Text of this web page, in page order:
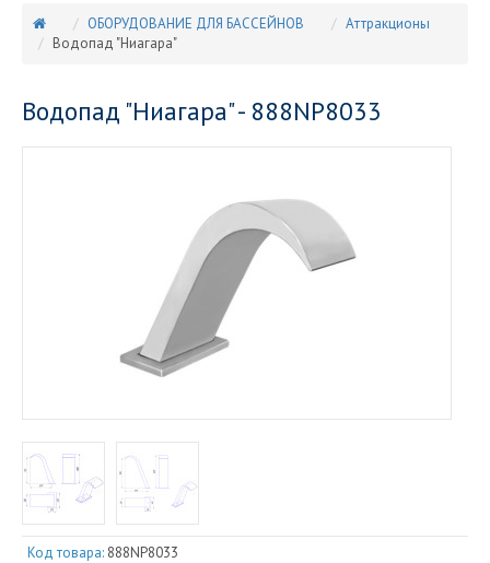
ОБОРУДОВАНИЕ ДЛЯ БАССЕЙНОВ
Аттракционы
Водопад "Ниагара"
Водопад "Ниагара" - 888NP8033
Код товара: 888NP8033